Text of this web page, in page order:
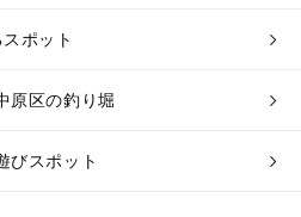
ポット
原区の釣り堀
びスポット